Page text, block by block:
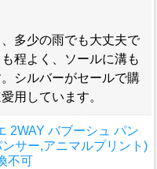
多少の雨でも大丈夫で
程よく、ソールに溝も
シルバーがセールで購
用しています。
2WAY バブーシュ パン
サー,アニマルプリント)
不可